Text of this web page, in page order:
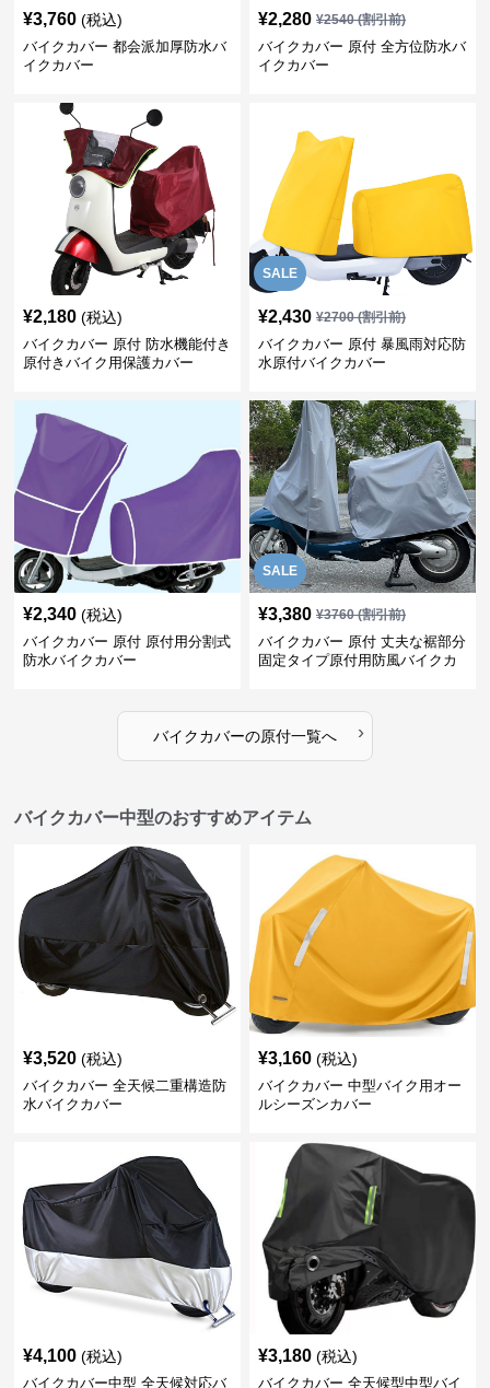
¥3,760 (税込)
バイクカバー 都会派加厚防水バ
イクカバー
¥2,280 ¥2540(割引前)
バイクカバー 原付 全方位防水バ
イクカバー
¥2,180 (税込)
バイクカバー 原付 防水機能付き
原付きバイク用保護カバー
SALE
¥2,430 ¥2700(割引前)
バイクカバー 原付 暴風雨対応防
水原付バイクカバー
¥2,340 (税込)
バイクカバー 原付 原付用分割式
防水バイクカバー
SALE
¥3,380 ¥3760(割引前)
バイクカバー 原付 丈夫な裾部分
固定タイプ原付用防風バイクカ
バイクカバーの原付一覧へ ›
バイクカバー中型のおすすめアイテム
¥3,520 (税込)
バイクカバー 全天候二重構造防
水バイクカバー
¥3,160 (税込)
バイクカバー 中型バイク用オー
ルシーズンカバー
¥4,100 (税込)
バイクカバー中型 全天候対応バ
¥3,180 (税込)
バイクカバー 全天候型中型バイ